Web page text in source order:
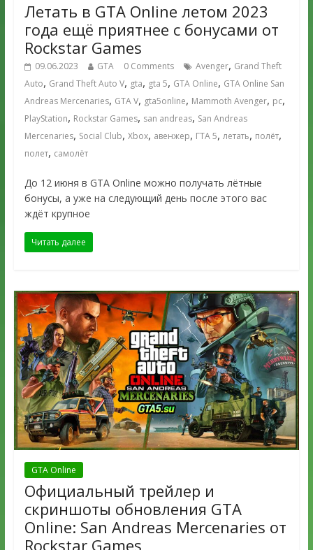
Летать в GTA Online летом 2023
года ещё приятнее с бонусами от
Rockstar Games
09.06.2023 GTA 0 Comments Avenger, Grand Theft
Auto, Grand Theft Auto V, gta, gta 5, GTA Online, GTA Online San
Andreas Mercenaries, GTA V, gta5online, Mammoth Avenger, pc,
PlayStation, Rockstar Games, san andreas, San Andreas
Mercenaries, Social Club, Xbox, авенжер, ГТА 5, летать, полёт,
полет, самолёт
До 12 июня в GTA Online можно получать лётные
бонусы, а уже на следующий день после этого вас
ждёт крупное
Читать далее
GTA Online
Официальный трейлер и
скриншоты обновления GTA
Online: San Andreas Mercenaries от
Rockstar Games